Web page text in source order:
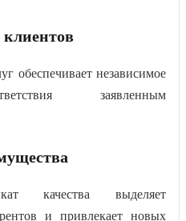
обеспечивает независимое
заявленным
качества выделяет
и привлекает новых